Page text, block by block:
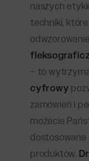
naszych
techniki,
– to
cyfrowy
zamówień i
możecie
dostosowane
produktów.